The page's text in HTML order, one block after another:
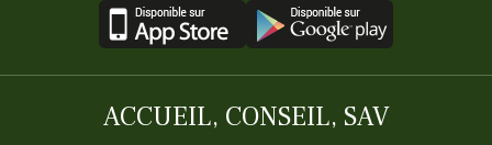
ACCUEIL, CONSEIL, SAV